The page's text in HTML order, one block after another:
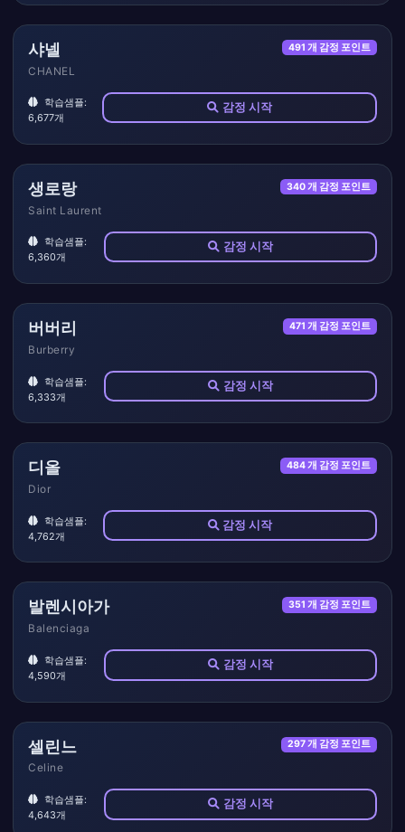
샤넬
CHANEL
491 개 감정 포인트
학습샘플:
6,677개
감정 시작
생로랑
Saint Laurent
340 개 감정 포인트
학습샘플:
6,360개
감정 시작
버버리
Burberry
471 개 감정 포인트
학습샘플:
6,333개
감정 시작
디올
Dior
484 개 감정 포인트
학습샘플:
4,762개
감정 시작
발렌시아가
Balenciaga
351 개 감정 포인트
학습샘플:
4,590개
감정 시작
셀린느
Celine
297 개 감정 포인트
학습샘플:
4,643개
감정 시작